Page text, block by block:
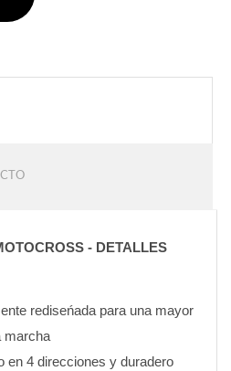
- DETALLES
rediseńada para una mayor
marcha
en 4 direcciones y duradero